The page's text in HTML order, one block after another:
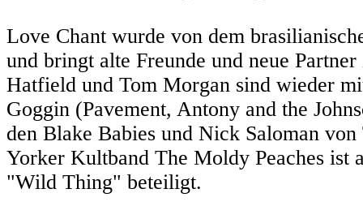
Love Chant wurde von dem
und bringt alte Freunde und neue
Hatfield und Tom Morgan sind wieder
Goggin (Pavement, Antony and the
den Blake Babies und Nick Saloman
Yorker Kultband The Moldy Peaches ist
"Wild Thing" beteiligt.